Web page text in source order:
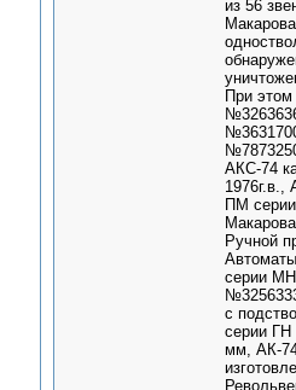
из 56
При
АКС-74
ПМ
Ручной
серии
с
серии
мм, АК-